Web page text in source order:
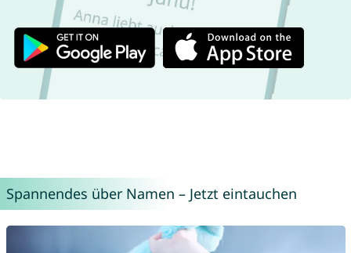
Spannendes über Namen – Jetzt eintauchen